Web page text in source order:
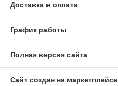
Доставка и оплата
График работы
Полная версия сайта
Сайт создан на маркетплейсе